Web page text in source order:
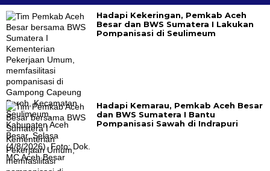
Hadapi Kekeringan, Pemkab Aceh
Besar dan BWS Sumatera I Lakukan
Pompanisasi di Seulimeum
Hadapi Kemarau, Pemkab Aceh Besar
dan BWS Sumatera I Bantu
Pompanisasi Sawah di Indrapuri